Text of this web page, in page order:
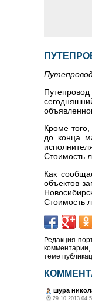
Кроме
до конца
Стоимость
Как
объектов
Стоимость
Редакция
теме
шура
29.10.2013